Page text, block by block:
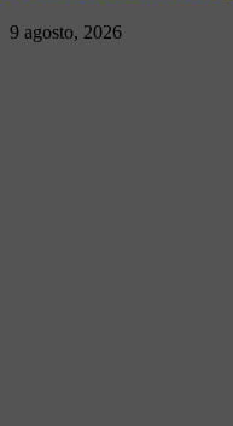
9 agosto, 2026